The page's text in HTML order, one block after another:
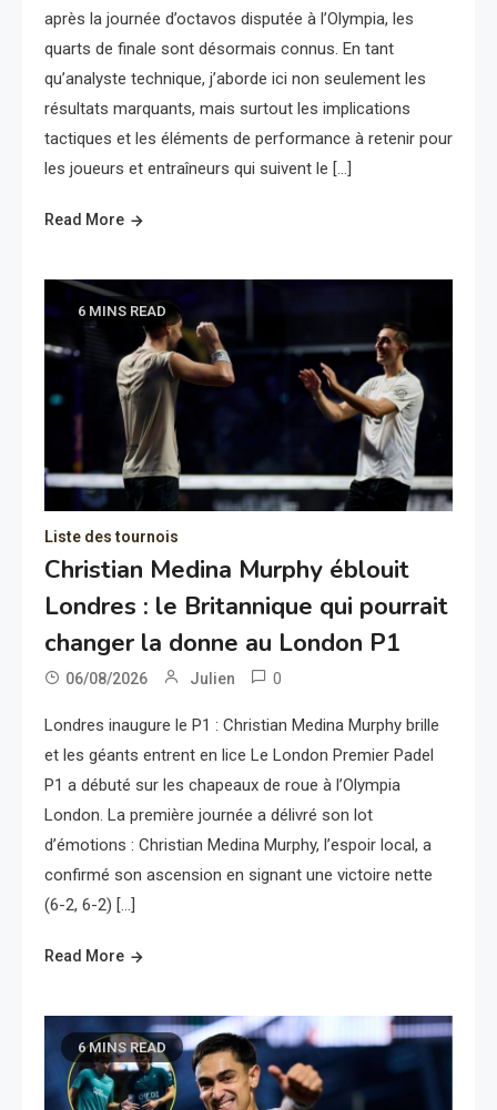
après la journée d’octavos disputée à l’Olympia, les
quarts de finale sont désormais connus. En tant
qu’analyste technique, j’aborde ici non seulement les
résultats marquants, mais surtout les implications
tactiques et les éléments de performance à retenir pour
les joueurs et entraîneurs qui suivent le […]
Read More
6 MINS READ
Liste des tournois
Christian Medina Murphy éblouit
Londres : le Britannique qui pourrait
changer la donne au London P1
06/08/2026 Julien 0
Londres inaugure le P1 : Christian Medina Murphy brille
et les géants entrent en lice Le London Premier Padel
P1 a débuté sur les chapeaux de roue à l’Olympia
London. La première journée a délivré son lot
d’émotions : Christian Medina Murphy, l’espoir local, a
confirmé son ascension en signant une victoire nette
(6-2, 6-2) […]
Read More
6 MINS READ